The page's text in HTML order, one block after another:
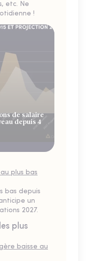
etc. Ne
!
de salaire
depuis 4
plus bas
bas depuis
un
2027.
plus
baisse au